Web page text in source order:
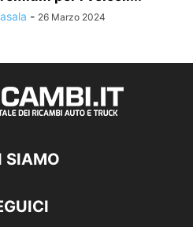
- 26 Marzo 2024
SIAMO